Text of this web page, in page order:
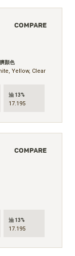
顏色
Yellow, Clear
油 13%
17.195
COMPARE
油 13%
17.195
COMPARE